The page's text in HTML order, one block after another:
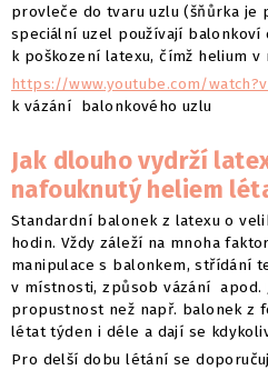
provleče do tvaru uzlu (šňůrka je
speciální uzel používají balonkoví
k poškození latexu, čímž helium v
https://www.youtube.com/
k vázání balonkového uzlu
Jak dlouho vydrží
nafouknutý heliem
Standardní balonek z latexu o
hodin. Vždy záleží na mnoha
manipulace s balonkem, střídání
v místnosti, způsob vázání apod.
propustnost než např. balonek z
létat týden i déle a dají se
Pro delší dobu létání se